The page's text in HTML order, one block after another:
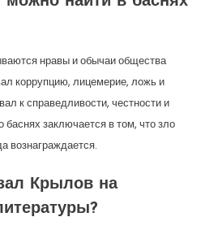
нравы и обычаи общества
коррупцию, лицемерие, ложь и
к справедливости, честности и
заключается в том, что зло
вознаграждается.
Крылов на